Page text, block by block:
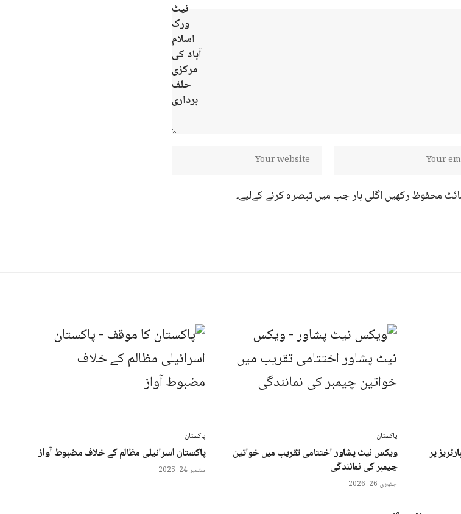
محفوظ رکھیں اگلی بار جب میں تبصرہ کرنے کےلیے۔
پر
پاکستان
ویکس نیٹ پشاور اختتامی تقریب میں خواتین
چیمبر کی نمائندگی
جنوری 26, 2026
پاکستان
پاکستان اسرائیلی مظالم کے خلاف مضبوط آواز
ستمبر 24, 2025